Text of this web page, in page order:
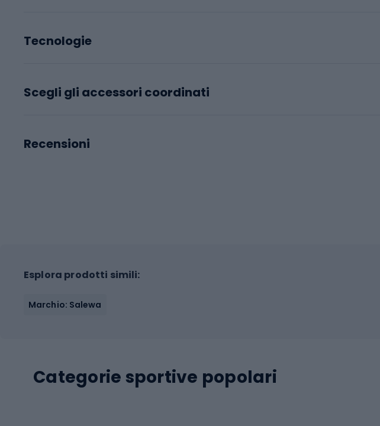
Tecnologie
Scegli gli accessori coordinati
Recensioni
Esplora prodotti simili:
Marchio: Salewa
Categorie sportive popolari